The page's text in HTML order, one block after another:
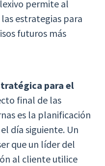
permite al
estrategias para
futuros más
para el
final de las
es la planificación
día siguiente. Un
que un líder del
al cliente utilice